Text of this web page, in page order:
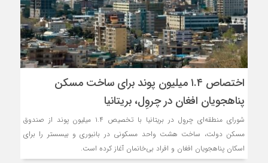
اختصاص ۱.۴ میلیون پوند برای ساخت مسکن
پناهجویان افغان در چروِل، بریتانیا
شورای منطقه‌ای چروِل در بریتانیا با تخصیص ۱.۴ میلیون پوند از صندوق
مسکن دولت، ساخت هشت واحد مسکونی در بانبوری و بیسستر را برای
اسکان پناهجویان افغان و افراد بی‌خانمان آغاز کرده است.